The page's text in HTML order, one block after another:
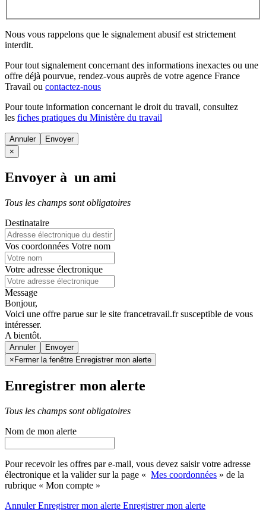
Nous vous rappelons que le signalement abusif est strictement
interdit.
Pour tout signalement concernant des informations inexactes ou une
offre déjà pourvue, rendez-vous auprès de votre agence France
Travail ou contactez-nous
Pour toute information concernant le droit du travail, consultez
les fiches pratiques du Ministère du travail
Annuler
×
Envoyer à un ami
Tous les champs sont obligatoires
Destinataire
Vos coordonnées Votre nom
Votre adresse électronique
Message
Bonjour,
Voici une offre parue sur le site francetravail.fr susceptible de vous
intéresser.
A bientôt.
Annuler
× Fermer la fenêtre Enregistrer mon alerte
Enregistrer mon alerte
Tous les champs sont obligatoires
Nom de mon alerte
Pour recevoir les offres par e-mail, vous devez saisir votre adresse
électronique et la valider sur la page « Mes coordonnées » de la
rubrique « Mon compte »
AnnulerEnregistrer mon alerte Enregistrermon alerte